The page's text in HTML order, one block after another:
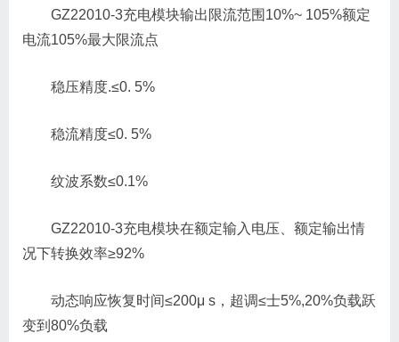
GZ22010-3充电模块输出限流范围10%~ 105%额定
电流105%最大限流点
稳压精度.≤0. 5%
稳流精度≤0. 5%
纹波系数≤0.1%
GZ22010-3充电模块在额定输入电压、额定输出情
况下转换效率≥92%
动态响应恢复时间≤200μ s，超调≤士5%,20%负载跃
变到80%负载